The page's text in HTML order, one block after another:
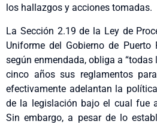
los hallazgos y acciones tomadas.
La Sección 2.19 de la Ley de
Uniforme del Gobierno de Puerto
según enmendada, obliga a
cinco años sus reglamentos
efectivamente adelantan la
de la legislación bajo el cual fue
Sin embargo, a pesar de lo